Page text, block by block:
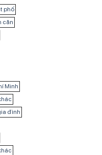
phố
căn
Minh
đình